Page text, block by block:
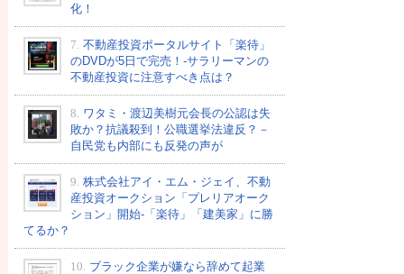
化！
7. 不動産投資ポータルサイト「楽待」
のDVDが5日で完売！-サラリーマンの
不動産投資に注意すべき点は？
8. ワタミ・渡辺美樹元会長の公認は失
敗か？抗議殺到！公職選挙法違反？－
自民党も内部にも反発の声が
9. 株式会社アイ・エム・ジェイ、不動
産投資オークション「プレリアオーク
ション」開始-「楽待」「建美家」に勝
てるか？
10. ブラック企業が嫌なら辞めて起業